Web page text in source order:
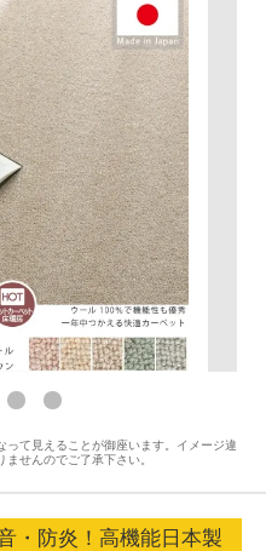
て見えることが御座います。イメージ違
せんのでご了承下さい。
・防炎！高機能日本製